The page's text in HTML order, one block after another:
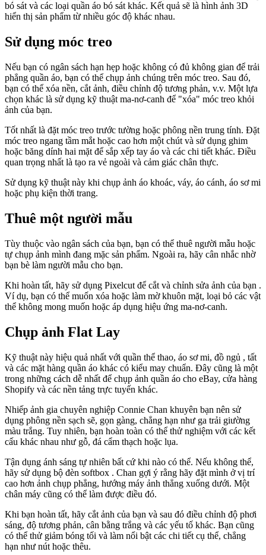
bó sát và các loại quần áo bó sát khác. Kết quả sẽ là hình ảnh 3D
hiển thị sản phẩm từ nhiều góc độ khác nhau.
Sử dụng móc treo
Nếu bạn có ngân sách hạn hẹp hoặc không có đủ không gian để trải
phẳng quần áo, bạn có thể chụp ảnh chúng trên móc treo. Sau đó,
bạn có thể xóa nền, cắt ảnh, điều chỉnh độ tương phản, v.v. Một lựa
chọn khác là sử dụng kỹ thuật ma-nơ-canh để "xóa" móc treo khỏi
ảnh của bạn.
Tốt nhất là đặt móc treo trước tường hoặc phông nền trung tính. Đặt
móc treo ngang tầm mắt hoặc cao hơn một chút và sử dụng ghim
hoặc băng dính hai mặt để sắp xếp tay áo và các chi tiết khác. Điều
quan trọng nhất là tạo ra vẻ ngoài và cảm giác chân thực.
Sử dụng kỹ thuật này khi chụp ảnh áo khoác, váy, áo cánh, áo sơ mi
hoặc phụ kiện thời trang.
Thuê một người mẫu
Tùy thuộc vào ngân sách của bạn, bạn có thể thuê người mẫu hoặc
tự chụp ảnh mình đang mặc sản phẩm. Ngoài ra, hãy cân nhắc nhờ
bạn bè làm người mẫu cho bạn.
Khi hoàn tất, hãy sử dụng Pixelcut để cắt và chỉnh sửa ảnh của bạn .
Ví dụ, bạn có thể muốn xóa hoặc làm mờ khuôn mặt, loại bỏ các vật
thể không mong muốn hoặc áp dụng hiệu ứng ma-nơ-canh.
Chụp ảnh Flat Lay
Kỹ thuật này hiệu quả nhất với quần thể thao, áo sơ mi, đồ ngủ , tất
và các mặt hàng quần áo khác có kiểu may chuẩn. Đây cũng là một
trong những cách dễ nhất để chụp ảnh quần áo cho eBay, cửa hàng
Shopify và các nền tảng trực tuyến khác.
Nhiếp ảnh gia chuyên nghiệp Connie Chan khuyên bạn nên sử
dụng phông nền sạch sẽ, gọn gàng, chẳng hạn như ga trải giường
màu trắng. Tuy nhiên, bạn hoàn toàn có thể thử nghiệm với các kết
cấu khác nhau như gỗ, đá cẩm thạch hoặc lụa.
Tận dụng ánh sáng tự nhiên bất cứ khi nào có thể. Nếu không thể,
hãy sử dụng bộ đèn softbox . Chan gợi ý rằng hãy đặt mình ở vị trí
cao hơn ảnh chụp phẳng, hướng máy ảnh thẳng xuống dưới. Một
chân máy cũng có thể làm được điều đó.
Khi bạn hoàn tất, hãy cắt ảnh của bạn và sau đó điều chỉnh độ phơi
sáng, độ tương phản, cân bằng trắng và các yếu tố khác. Bạn cũng
có thể thử giảm bóng tối và làm nổi bật các chi tiết cụ thể, chẳng
hạn như nút hoặc thêu.